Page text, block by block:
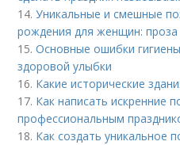
14.Уникальные и смешные
рождения для женщин:
15.Основные ошибки
здоровой улыбки
16. Какие исторические
17. Как написать искренние
профессиональным
18. Как создать уникальное